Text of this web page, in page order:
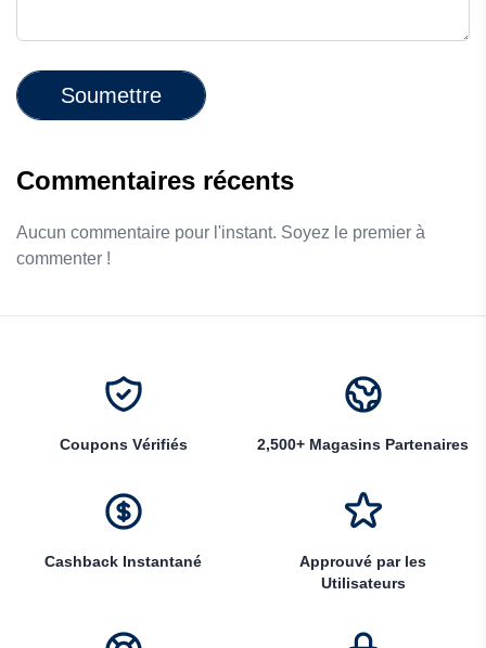
Soumettre
Commentaires récents
Aucun commentaire pour l'instant. Soyez le premier à
commenter !
Coupons Vérifiés 2,500+ Magasins Partenaires
Cashback Instantané
Approuvé par les
Utilisateurs